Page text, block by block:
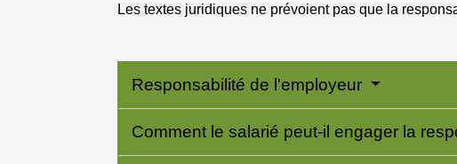
Les textes juridiques ne prévoient pas que la
Responsabilité de l'employeur
Comment le salarié peut-il engager la